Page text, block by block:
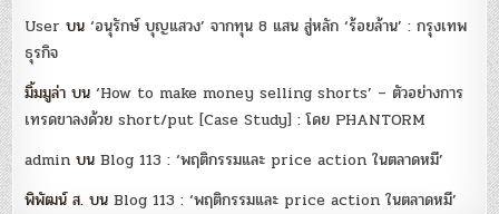
User บน‘อนุรักษ์ บุญแสวง’ จากทุน 8 แสน สู่หลัก ‘ร้อยล้าน’ : กรุงเทพ
ธุรกิจ
มิ้มมูล่า บน‘How to make money selling shorts’ – ตัวอย่างการ
เทรดขาลงด้วย short/put [Case Study] : โดย PHANTORM
admin บนBlog 113 : ‘พฤติกรรมและ price action ในตลาดหมี’
พิพัฒน์ ส. บนBlog 113 : ‘พฤติกรรมและ price action ในตลาดหมี’